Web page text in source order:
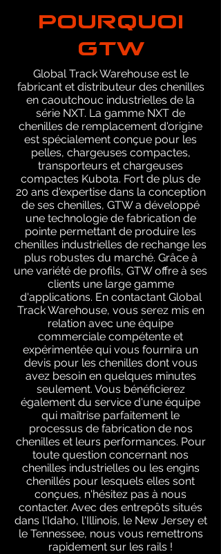
POURQUOI
GTW
Global Track Warehouse est le
fabricant et distributeur des chenilles
en caoutchouc industrielles de la
série NXT. La gamme NXT de
chenilles de remplacement d'origine
est spécialement conçue pour les
pelles, chargeuses compactes,
transporteurs et chargeuses
compactes Kubota. Fort de plus de
20 ans d'expertise dans la conception
de ses chenilles, GTW a développé
une technologie de fabrication de
pointe permettant de produire les
chenilles industrielles de rechange les
plus robustes du marché. Grâce à
une variété de profils, GTW offre à ses
clients une large gamme
d'applications. En contactant Global
Track Warehouse, vous serez mis en
relation avec une équipe
commerciale compétente et
expérimentée qui vous fournira un
devis pour les chenilles dont vous
avez besoin en quelques minutes
seulement. Vous bénéficierez
également du service d'une équipe
qui maîtrise parfaitement le
processus de fabrication de nos
chenilles et leurs performances. Pour
toute question concernant nos
chenilles industrielles ou les engins
chenillés pour lesquels elles sont
conçues, n'hésitez pas à nous
contacter. Avec des entrepôts situés
dans l'Idaho, l'Illinois, le New Jersey et
le Tennessee, nous vous remettrons
rapidement sur les rails !